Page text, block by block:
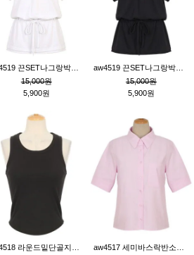
15,000원
5,900원
15,000원
5,900원